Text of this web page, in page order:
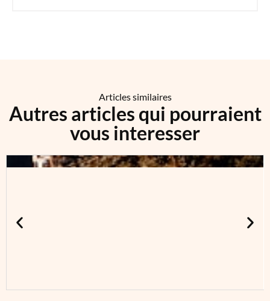
Articles similaires
Autres articles qui pourraient
vous interesser